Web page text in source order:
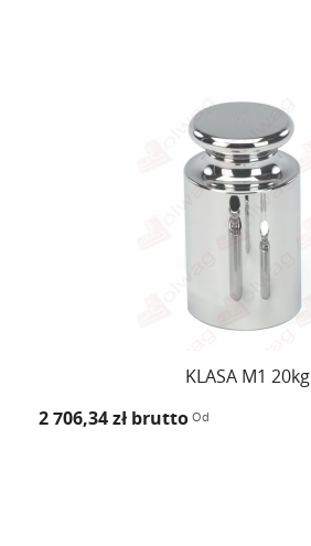
KLASA M1 20kg
2 706,34 zł brutto Od